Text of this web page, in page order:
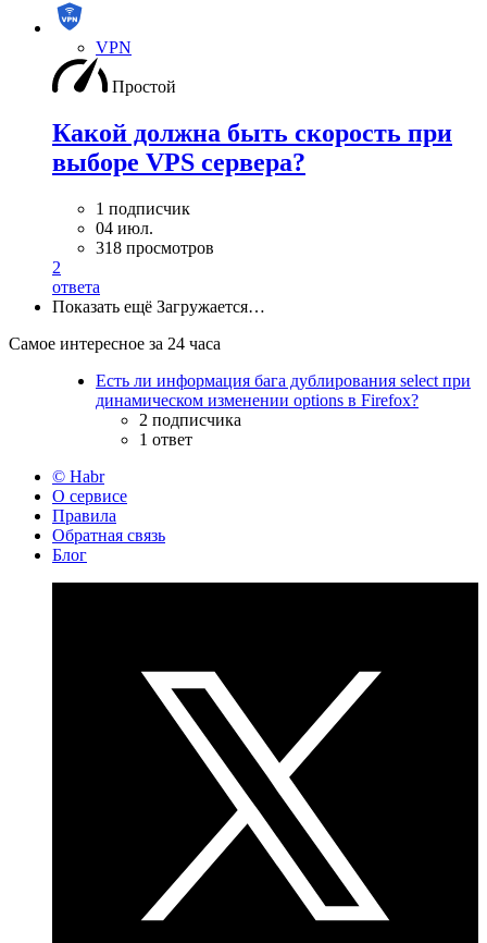
VPN
Простой
Какой должна быть скорость при
выборе VPS сервера?
1 подписчик
04 июл.
318 просмотров
2
ответа
Показать ещё Загружается…
Самое интересное за 24 часа
Есть ли информация бага дублирования select при
динамическом изменении options в Firefox?
2 подписчика
1 ответ
© Habr
О сервисе
Правила
Обратная связь
Блог